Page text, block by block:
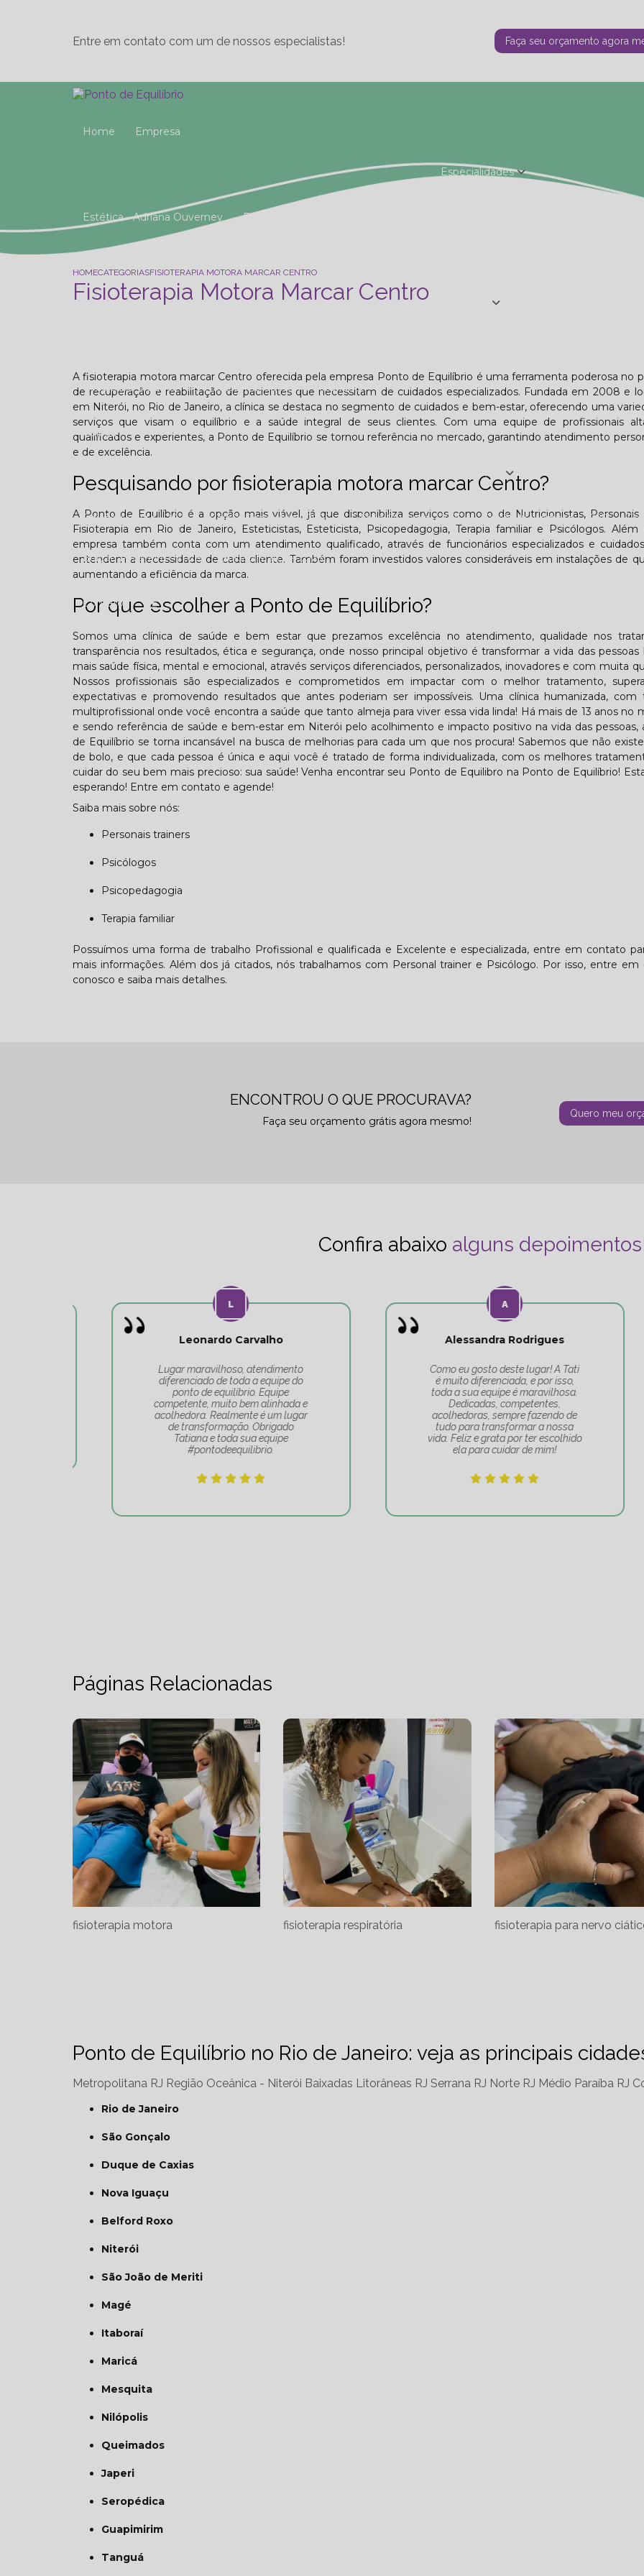
Entre em contato com um de nossos especialistas! Faça seu orçamento agora
Home Empresa
Especialidades
Estética - Adriana Ouverney Fisioterapia
Você sabe o que é TOD (Transtorno opositivo desafiador)?
Galeria
Jornal PE
Edição Agosto - 2025 Edição Setembro - 2025 Edição Outubro - 2025 Edição Novembro - 2025
Edição Fevereiro - 2026 Edição Março - 2026
Contato
HOMECATEGORIASFISIOTERAPIA MOTORA MARCAR CENTRO
Fisioterapia Motora Marcar Centro
A fisioterapia motora marcar Centro oferecida pela empresa Ponto de Equilíbrio é uma ferramenta poderosa no
de recuperação e reabilitação de pacientes que necessitam de cuidados especializados. Fundada em 2008 e
em Niterói, no Rio de Janeiro, a clínica se destaca no segmento de cuidados e bem-estar, oferecendo uma
serviços que visam o equilíbrio e a saúde integral de seus clientes. Com uma equipe de profissionais
qualificados e experientes, a Ponto de Equilíbrio se tornou referência no mercado, garantindo atendimento
e de excelência.
Pesquisando por fisioterapia motora marcar Centro?
A Ponto de Equilíbrio é a opção mais viável, já que disponibiliza serviços como o de Nutricionistas, Personais
Fisioterapia em Rio de Janeiro, Esteticistas, Esteticista, Psicopedagogia, Terapia familiar e Psicólogos. Além
empresa também conta com um atendimento qualificado, através de funcionários especializados e
entendem a necessidade de cada cliente. Também foram investidos valores consideráveis em instalações de
aumentando a eficiência da marca.
Por que escolher a Ponto de Equilíbrio?
Somos uma clínica de saúde e bem estar que prezamos excelência no atendimento, qualidade nos
transparência nos resultados, ética e segurança, onde nosso principal objetivo é transformar a vida das pessoas
mais saúde física, mental e emocional, através serviços diferenciados, personalizados, inovadores e com muita
Nossos profissionais são especializados e comprometidos em impactar com o melhor tratamento,
expectativas e promovendo resultados que antes poderiam ser impossíveis. Uma clínica humanizada, com
multiprofissional onde você encontra a saúde que tanto almeja para viver essa vida linda! Há mais de 13 anos no
e sendo referência de saúde e bem-estar em Niterói pelo acolhimento e impacto positivo na vida das pessoas,
de Equilíbrio se torna incansável na busca de melhorias para cada um que nos procura! Sabemos que não
de bolo, e que cada pessoa é única e aqui você é tratado de forma individualizada, com os melhores
cuidar do seu bem mais precioso: sua saúde! Venha encontrar seu Ponto de Equilibro na Ponto de Equilíbrio!
esperando! Entre em contato e agende!
Saiba mais sobre nós:
Personais trainers
Psicólogos
Psicopedagogia
Terapia familiar
Possuímos uma forma de trabalho Profissional e qualificada e Excelente e especializada, entre em contato
mais informações. Além dos já citados, nós trabalhamos com Personal trainer e Psicólogo. Por isso, entre em
conosco e saiba mais detalhes.
ENCONTROU O QUE PROCURAVA?
Faça seu orçamento grátis agora mesmo!
Quero meu
Confira abaixo alguns depoimentos
Leonardo Carvalho
Lugar maravilhoso, atendimento
diferenciado de toda a equipe do
ponto de equilíbrio. Equipe
competente, muito bem alinhada e
acolhedora. Realmente é um lugar
de transformação. Obrigado
Tatiana e toda sua equipe
#pontodeequilibrio.
Alessandra Rodrigues
Como eu gosto deste lugar! A Tati
é muito diferenciada, e por isso,
toda a sua equipe é maravilhosa.
Dedicadas, competentes,
acolhedoras, sempre fazendo de
tudo para transformar a nossa
vida. Feliz e grata por ter escolhido
ela para cuidar de mim!
Páginas Relacionadas
fisioterapia motora fisioterapia respiratória fisioterapia para nervo
Ponto de Equilíbrio no Rio de Janeiro: veja as principais
Metropolitana RJ Região Oceânica - Niterói Baixadas Litorâneas RJ Serrana RJ Norte RJ Médio Paraíba RJ
Rio de Janeiro
São Gonçalo
Duque de Caxias
Nova Iguaçu
Belford Roxo
Niterói
São João de Meriti
Magé
Itaboraí
Maricá
Mesquita
Nilópolis
Queimados
Japeri
Seropédica
Guapimirim
Tanguá